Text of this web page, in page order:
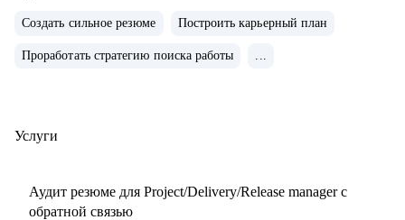
• Аудит резюме для Project / Delivery / Release Manager
• Переход в управление из разработки / аналитики /
Кому могу помочь:
Создать сильное резюме Построить карьерный план
Проработать стратегию поиска работы ...
Услуги
Аудит резюме для Project/Delivery/Release manager с
обратной связью